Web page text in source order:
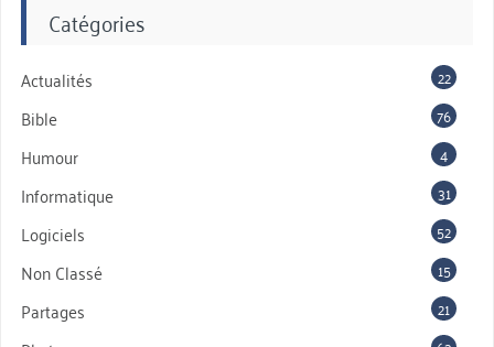
Catégories
Actualités 22
Bible 76
Humour 4
Informatique 31
Logiciels 52
Non Classé 15
Partages 21